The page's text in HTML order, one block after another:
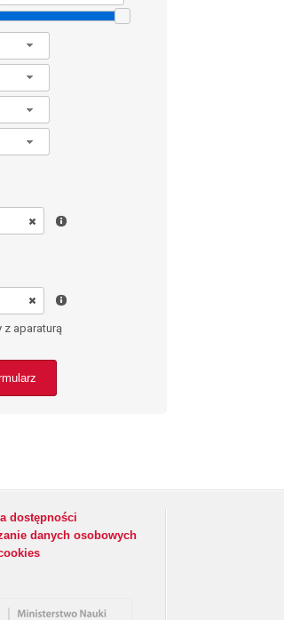
aparaturą
dostępności
danych osobowych